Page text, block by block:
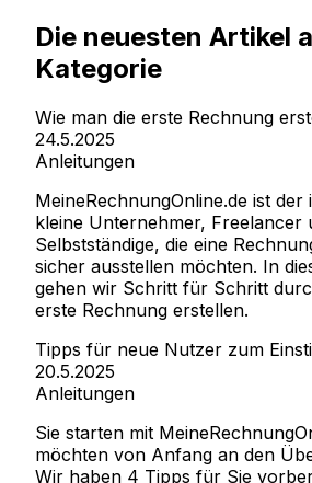
Die neuesten Artikel
Kategorie
Wie man die erste Rechnung
24.5.2025
Anleitungen
MeineRechnungOnline.de ist
kleine Unternehmer, Freelancer
Selbstständige, die eine
sicher ausstellen möchten. In
gehen wir Schritt für Schritt
erste Rechnung erstellen.
Tipps für neue Nutzer zum
20.5.2025
Anleitungen
Sie starten mit
möchten von Anfang an den
Wir haben 4 Tipps für Sie